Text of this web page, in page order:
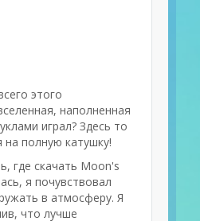
этого
наполненная
играл? Здесь то
полную катушку!
где скачать Moon's
я почувствовал
в атмосферу. Я
что лучше